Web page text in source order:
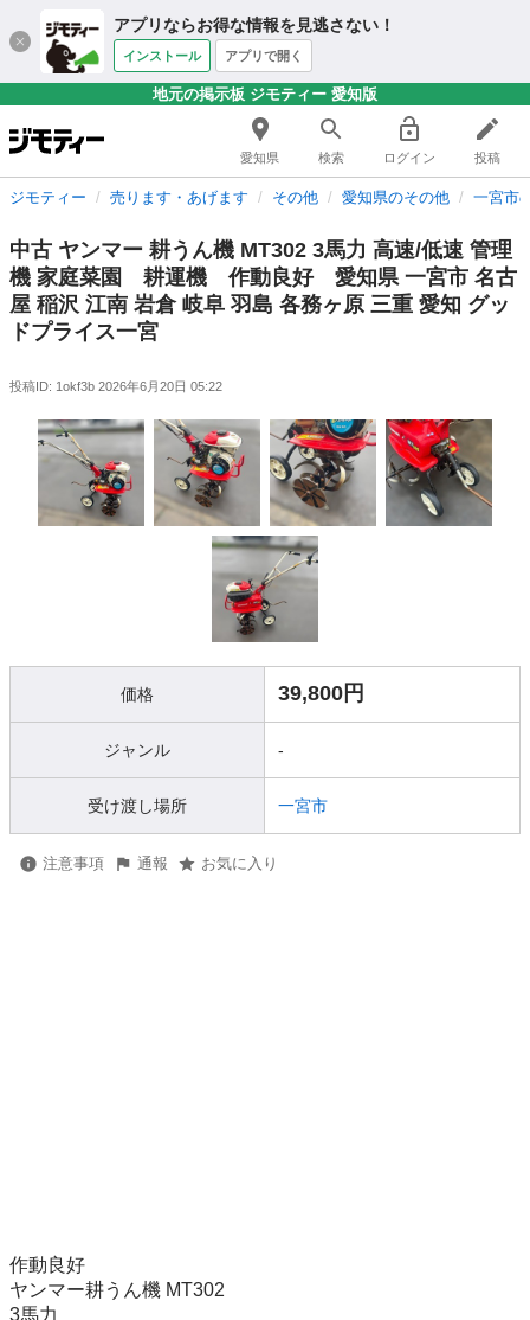
アプリならお得な情報を見逃さない！
インストール アプリで開く
地元の掲示板 ジモティー 愛知版
愛知県 検索 ログイン 投稿
ジモティー 売ります・あげます その他 愛知県のその他 一宮市
中古 ヤンマー 耕うん機 MT302 3馬力 高速/低速 管理
機 家庭菜園 耕運機 作動良好 愛知県 一宮市 名古
屋 稲沢 江南 岩倉 岐阜 羽島 各務ヶ原 三重 愛知 グッ
ドプライス一宮
投稿ID: 1okf3b 2026年6月20日 05:22
価格 39,800円
ジャンル -
受け渡し場所 一宮市
注意事項 通報 お気に入り
作動良好
ヤンマー耕うん機 MT302
3馬力